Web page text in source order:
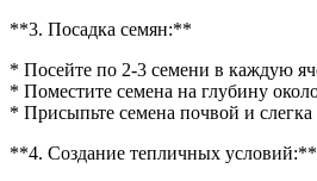
**3. Посадка семян:**
* Посейте по 2-3 семени в каждую
* Поместите семена на глубину
* Присыпьте семена почвой и слегка
**4. Создание тепличных условий:**